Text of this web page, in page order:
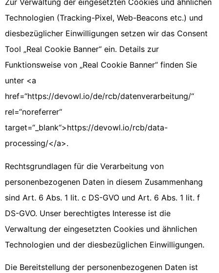
Zur Verwaltung der eingesetzten Cookies und ähnlichen
Technologien (Tracking-Pixel, Web-Beacons etc.) und
diesbezüglicher Einwilligungen setzen wir das Consent
Tool „Real Cookie Banner“ ein. Details zur
Funktionsweise von „Real Cookie Banner“ finden Sie
unter <a
href=“https://devowl.io/de/rcb/datenverarbeitung/“
rel=“noreferrer“
target=“_blank“>https://devowl.io/rcb/data-
processing/</a>.
Rechtsgrundlagen für die Verarbeitung von
personenbezogenen Daten in diesem Zusammenhang
sind Art. 6 Abs. 1 lit. c DS-GVO und Art. 6 Abs. 1 lit. f
DS-GVO. Unser berechtigtes Interesse ist die
Verwaltung der eingesetzten Cookies und ähnlichen
Technologien und der diesbezüglichen Einwilligungen.
Die Bereitstellung der personenbezogenen Daten ist